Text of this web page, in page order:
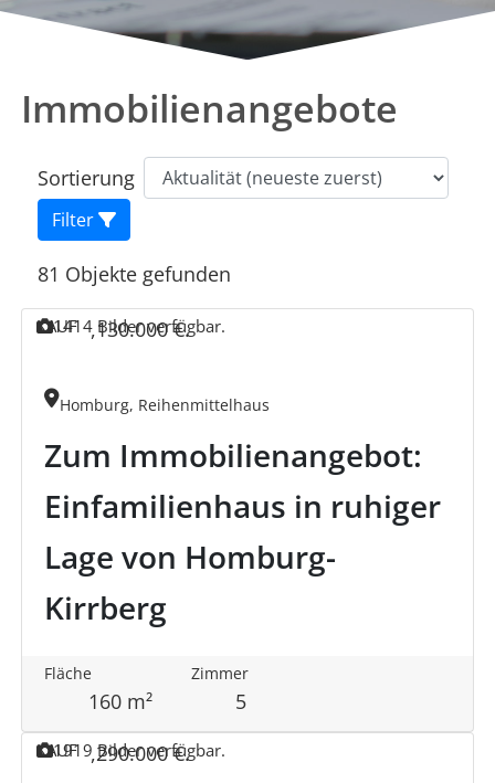
Immobilienangebote
Sortierung
Filter
81 Objekte gefunden
Homburg, Reihenmittelhaus
Zum Immobilienangebot:
Einfamilienhaus in ruhiger
Lage von Homburg-
Kirrberg
KAUF ,130.000 €.
Fläche
160 m²
Zimmer
5
1414 Bilder verfügbar.
KAUF ,290.000 €.
1919 Bilder verfügbar.